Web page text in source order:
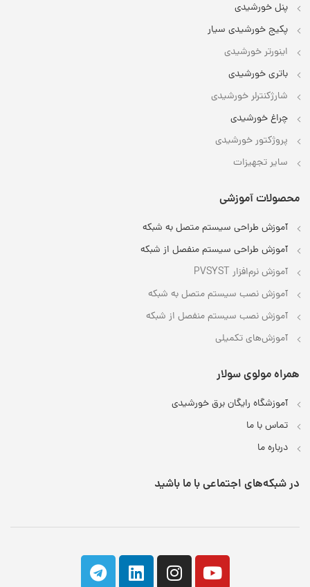
پنل خورشیدی
پکیج خورشیدی سیار
اینورتر خورشیدی
باتری خورشیدی
شارژکنترلر خورشیدی
چراغ خورشیدی
پروژکتور خورشیدی
سایر تجهیزات
محصولات آموزشی
آموزش طراحی سیستم متصل به شبکه
آموزش طراحی سیستم منفصل از شبکه
آموزش نرم‌افزار PVSYST
آموزش نصب سیستم متصل به شبکه
آموزش نصب سیستم منفصل از شبکه
آموزش‌های تکمیلی
همراه مولوی سولار
آموزشگاه رایگان برق خورشیدی
تماس با ما
درباره ما
در شبکه‌های اجتماعی با ما باشید